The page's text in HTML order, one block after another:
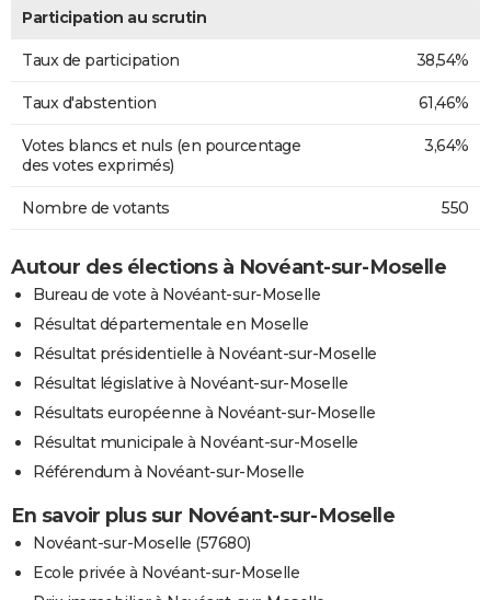
Participation au scrutin
Taux de participation 38,54%
Taux d'abstention 61,46%
Votes blancs et nuls (en pourcentage
des votes exprimés)
3,64%
Nombre de votants 550
Autour des élections à Novéant-sur-Moselle
Bureau de vote à Novéant-sur-Moselle
Résultat départementale en Moselle
Résultat présidentielle à Novéant-sur-Moselle
Résultat législative à Novéant-sur-Moselle
Résultats européenne à Novéant-sur-Moselle
Résultat municipale à Novéant-sur-Moselle
Référendum à Novéant-sur-Moselle
En savoir plus sur Novéant-sur-Moselle
Novéant-sur-Moselle (57680)
Ecole privée à Novéant-sur-Moselle